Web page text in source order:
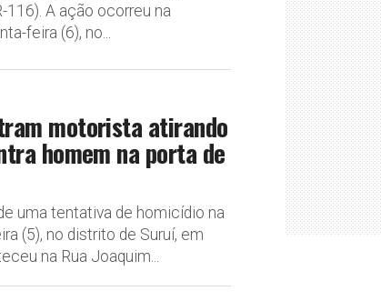
116). A ação ocorreu na
feira (6), no...
motorista atirando
homem na porta de
uma tentativa de homicídio na
(5), no distrito de Suruí, em
na Rua Joaquim...